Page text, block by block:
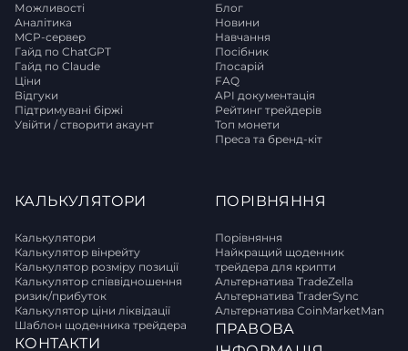
Можливості
Аналітика
MCP-сервер
Гайд по ChatGPT
Гайд по Claude
Ціни
Відгуки
Підтримувані біржі
Увійти / створити акаунт
Блог
Новини
Навчання
Посібник
Глосарій
FAQ
API документація
Рейтинг трейдерів
Топ монети
Преса та бренд-кіт
КАЛЬКУЛЯТОРИ
Калькулятори
Калькулятор вінрейту
Калькулятор розміру позиції
Калькулятор співвідношення
ризик/прибуток
Калькулятор ціни ліквідації
Шаблон щоденника трейдера
КОНТАКТИ
ПОРІВНЯННЯ
Порівняння
Найкращий щоденник
трейдера для крипти
Альтернатива TradeZella
Альтернатива TraderSync
Альтернатива CoinMarketMan
ПРАВОВА